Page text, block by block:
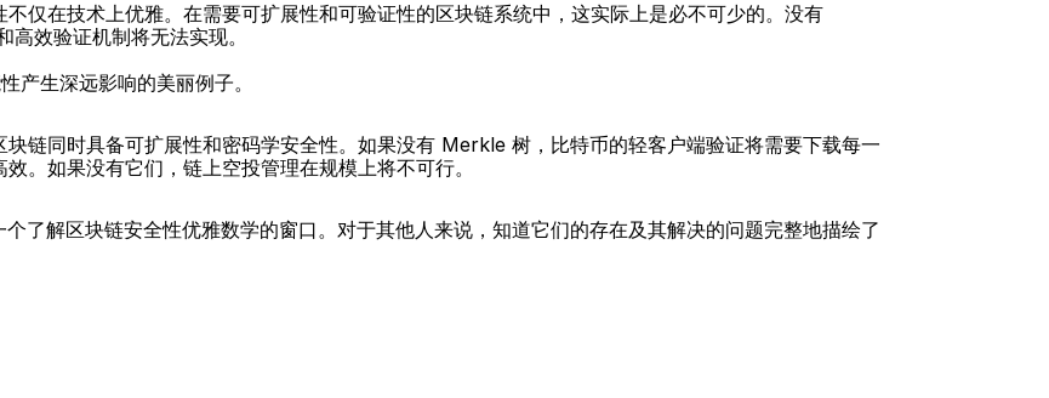
仅在技术上优雅。在需要可扩展性和可验证性的区块链系统中，这实际上是必不可少的。没有
效验证机制将无法实现。
产生深远影响的美丽例子。
链同时具备可扩展性和密码学安全性。如果没有 Merkle 树，比特币的轻客户端验证将需要下载每一
。如果没有它们，链上空投管理在规模上将不可行。
了解区块链安全性优雅数学的窗口。对于其他人来说，知道它们的存在及其解决的问题完整地描绘了